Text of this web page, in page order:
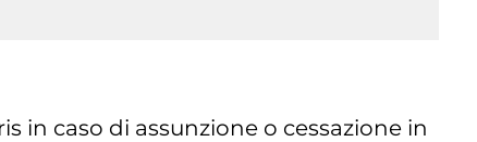
in caso di assunzione o cessazione in